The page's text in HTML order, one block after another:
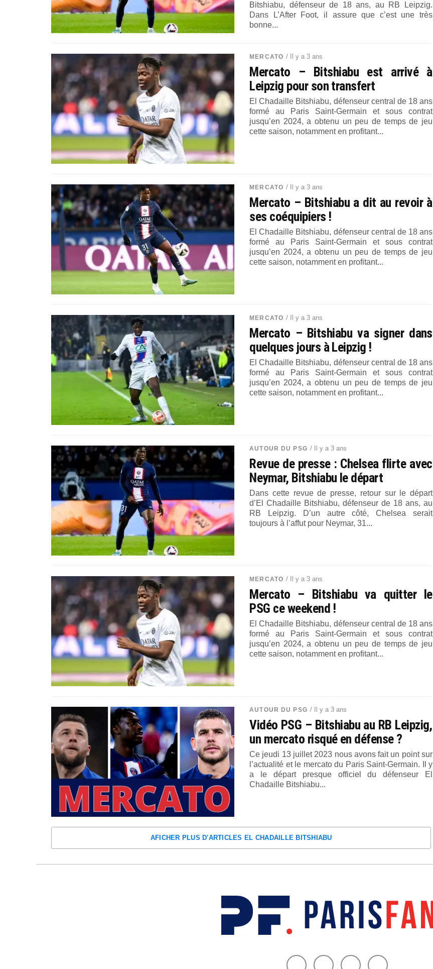
Bitshiabu, défenseur de 18 ans, au RB Leipzig.
Dans L’After Foot, il assure que c’est une très
bonne...
MERCATO / Il y a 3 ans
Mercato – Bitshiabu est arrivé à
Leipzig pour son transfert
El Chadaille Bitshiabu, défenseur central de 18 ans
formé au Paris Saint-Germain et sous contrat
jusqu’en 2024, a obtenu un peu de temps de jeu
cette saison, notamment en profitant...
MERCATO / Il y a 3 ans
Mercato – Bitshiabu a dit au revoir à
ses coéquipiers !
El Chadaille Bitshiabu, défenseur central de 18 ans
formé au Paris Saint-Germain et sous contrat
jusqu’en 2024, a obtenu un peu de temps de jeu
cette saison, notamment en profitant...
MERCATO / Il y a 3 ans
Mercato – Bitshiabu va signer dans
quelques jours à Leipzig !
El Chadaille Bitshiabu, défenseur central de 18 ans
formé au Paris Saint-Germain et sous contrat
jusqu’en 2024, a obtenu un peu de temps de jeu
cette saison, notamment en profitant...
AUTOUR DU PSG / Il y a 3 ans
Revue de presse : Chelsea flirte avec
Neymar, Bitshiabu le départ
Dans cette revue de presse, retour sur le départ
d’El Chadaille Bitshiabu, défenseur de 18 ans, au
RB Leipzig. D’un autre côté, Chelsea serait
toujours à l’affut pour Neymar, 31...
MERCATO / Il y a 3 ans
Mercato – Bitshiabu va quitter le
PSG ce weekend !
El Chadaille Bitshiabu, défenseur central de 18 ans
formé au Paris Saint-Germain et sous contrat
jusqu’en 2024, a obtenu un peu de temps de jeu
cette saison, notamment en profitant...
AUTOUR DU PSG / Il y a 3 ans
Vidéo PSG – Bitshiabu au RB Leipzig,
un mercato risqué en défense ?
Ce jeudi 13 juillet 2023 nous avons fait un point sur
l’actualité et le mercato du Paris Saint-Germain. Il y
a le départ presque officiel du défenseur El
Chadaille Bitshiabu...
AFICHER PLUS D'ARTICLES EL CHADAILLE BITSHIABU